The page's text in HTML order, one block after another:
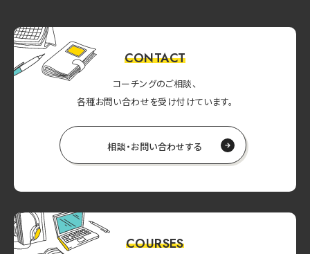
CONTACT
コーチングのご相談、
各種お問い合わせを受け付けています。
相談・お問い合わせする
COURSES